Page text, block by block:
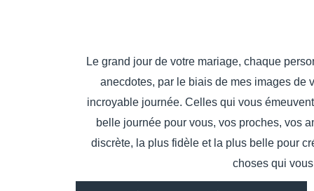
Le grand jour de votre mariage, chaque
anecdotes, par le biais de mes images de
incroyable journée. Celles qui vous
belle journée pour vous, vos proches, vos
discrète, la plus fidèle et la plus belle pour
choses qui